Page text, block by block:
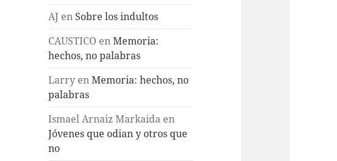
AJ en Sobre los indultos
CAUSTICO enMemoria:
hechos, no palabras
Larry enMemoria: hechos, no
palabras
Ismael Arnaiz Markaida en
Jóvenes que odian y otros que
no